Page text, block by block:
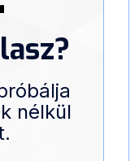
nélkül